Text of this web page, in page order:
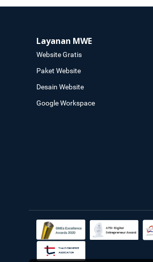
Layanan MWE
Website Gratis
Paket Website
Desain Website
Google Workspace